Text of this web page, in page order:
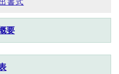
書式
要